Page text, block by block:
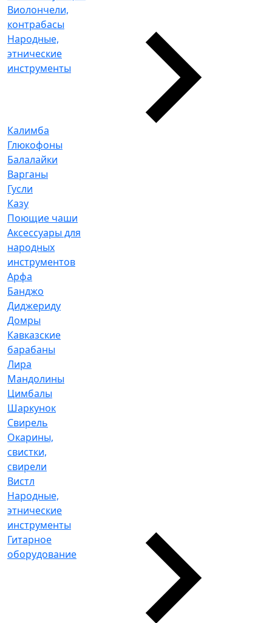
Виолончели,
контрабасы
Народные,
этнические
инструменты
Калимба
Глюкофоны
Балалайки
Варганы
Гусли
Казу
Поющие чаши
Аксессуары для
народных
инструментов
Арфа
Банджо
Диджериду
Домры
Кавказские
барабаны
Лира
Мандолины
Цимбалы
Шаркунок
Свирель
Окарины,
свистки,
свирели
Вистл
Народные,
этнические
инструменты
Гитарное
оборудование